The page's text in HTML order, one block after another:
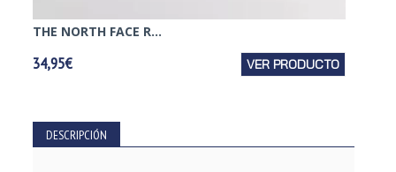
THE NORTH FACE R...
34,95€ VER PRODUCTO
DESCRIPCIÓN